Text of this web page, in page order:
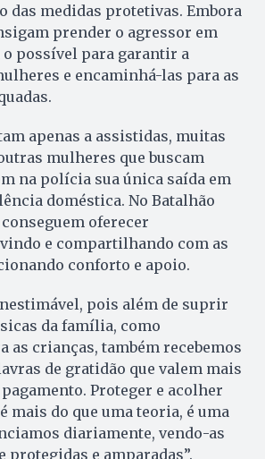
das medidas protetivas. Embora
prender o agressor em
possível para garantir a
e encaminhá-las para as
apenas a assistidas, muitas
mulheres que buscam
na polícia sua única saída em
doméstica. No Batalhão
oferecer
e compartilhando com as
conforto e apoio.
pois além de suprir
da família, como
as crianças, também recebemos
de gratidão que valem mais
Proteger e acolher
mais do que uma teoria, é uma
diariamente, vendo-as
protegidas e amparadas”.